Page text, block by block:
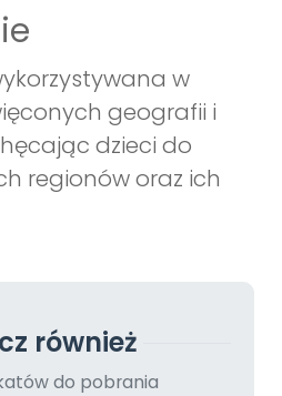
w
geografii i
dzieci do
regionów oraz ich
również
do pobrania